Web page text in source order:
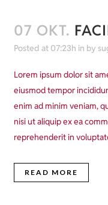
07 OKT.
Posted at 07:23h in by
Lorem ipsum dolor sit
eiusmod tempor
enim ad minim veniam,
nisi ut aliquip ex ea
reprehenderit in
READ MORE